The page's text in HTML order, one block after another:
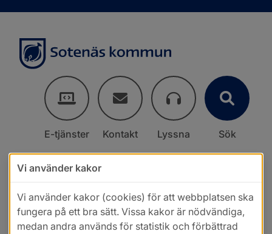
E-tjänster Kontakt Lyssna Sök
Vi använder kakor
Vi använder kakor (cookies) för att webbplatsen ska
fungera på ett bra sätt. Vissa kakor är nödvändiga,
medan andra används för statistik och förbättrad